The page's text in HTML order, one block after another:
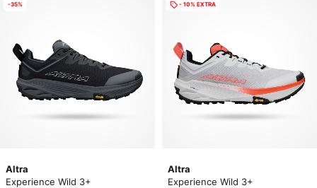
Altra
Experience Wild 3+
-35%
Altra
Experience Wild 3+
- 10% EXTRA